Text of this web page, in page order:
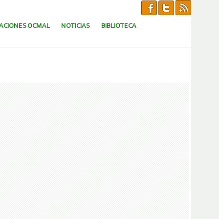
OCMAL NOTICIAS BIBLIOTECA